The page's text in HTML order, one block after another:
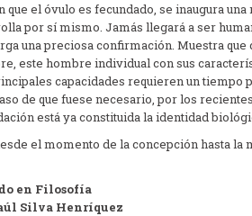
que el óvulo es fecundado, se inaugura
por sí mismo. Jamás llegará a ser
una preciosa confirmación. Muestra
este hombre individual con sus
capacidades requieren un
de que fuese necesario, por los
está ya constituida la identidad
el momento de la concepción hasta
en Filosofía
Silva Henríquez